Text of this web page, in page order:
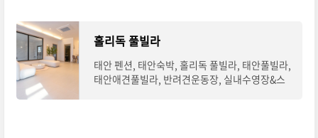
홀리독 풀빌라
태안 펜션, 태안숙박, 홀리독 풀빌라, 태안풀빌라,
태안애견풀빌라, 반려견운동장, 실내수영장&스